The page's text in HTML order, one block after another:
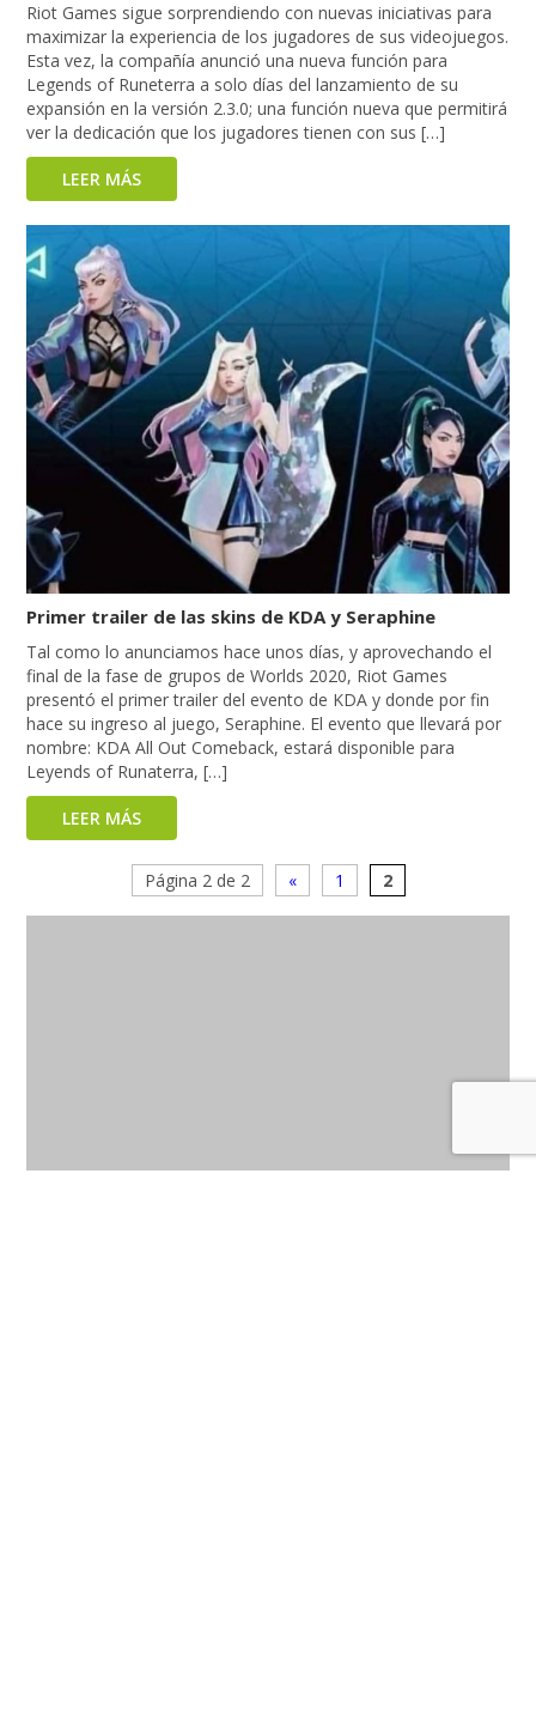
Riot Games sigue sorprendiendo con nuevas iniciativas para
maximizar la experiencia de los jugadores de sus videojuegos.
Esta vez, la compañía anunció una nueva función para
Legends of Runeterra a solo días del lanzamiento de su
expansión en la versión 2.3.0; una función nueva que permitirá
ver la dedicación que los jugadores tienen con sus […]
LEER MÁS
Primer trailer de las skins de KDA y Seraphine
Tal como lo anunciamos hace unos días, y aprovechando el
final de la fase de grupos de Worlds 2020, Riot Games
presentó el primer trailer del evento de KDA y donde por fin
hace su ingreso al juego, Seraphine. El evento que llevará por
nombre: KDA All Out Comeback, estará disponible para
Leyends of Runaterra, […]
LEER MÁS
Página 2 de 2 « 1 2